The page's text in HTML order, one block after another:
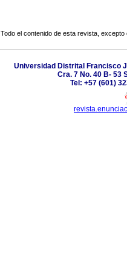
Todo el contenido de esta revista,
Universidad Distrital Francisco
Cra. 7 No. 40 B- 53
Tel: +57 (601)